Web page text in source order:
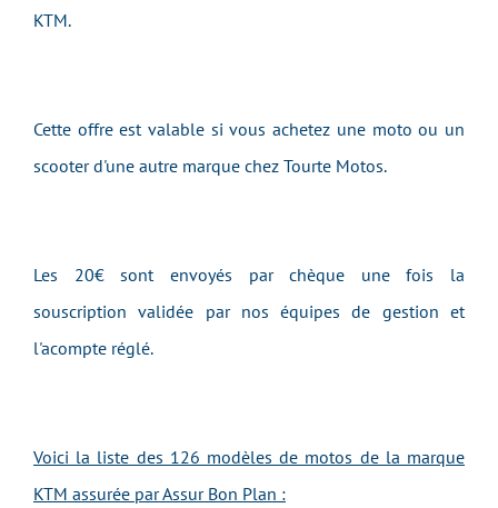
KTM.
Cette offre est valable si vous achetez une moto ou un
scooter d'une autre marque chez Tourte Motos.
Les 20€ sont envoyés par chèque une fois la
souscription validée par nos équipes de gestion et
l'acompte réglé.
Voici la liste des 126 modèles de motos de la marque
KTM assurée par Assur Bon Plan :